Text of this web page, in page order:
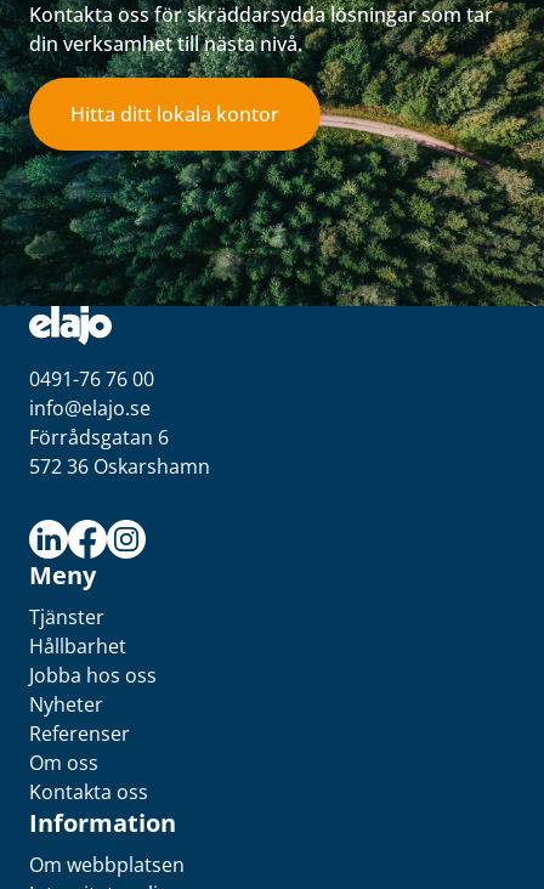
Kontakta oss för skräddarsydda lösningar som tar
din verksamhet till nästa nivå.
Hitta ditt lokala kontor
0491-76 76 00
info@elajo.se
Förrådsgatan 6
572 36 Oskarshamn
Meny
Tjänster
Hållbarhet
Jobba hos oss
Nyheter
Referenser
Om oss
Kontakta oss
Information
Om webbplatsen